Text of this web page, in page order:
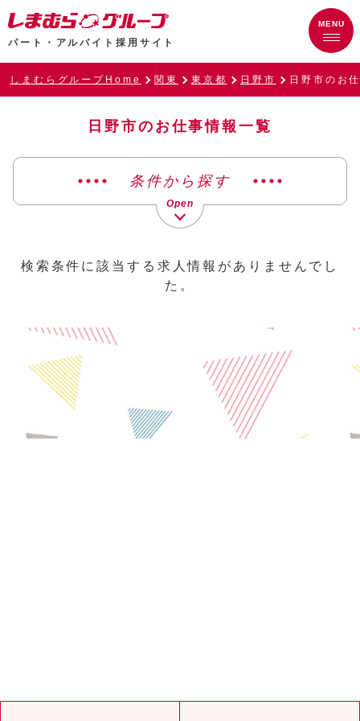
パート・アルバイト採用サイト
しまむらグループHome 関東 東京都 日野市 日野市のお
日野市のお仕事情報一覧
条件から探す
検索条件に該当する求人情報がありませんでし
た。